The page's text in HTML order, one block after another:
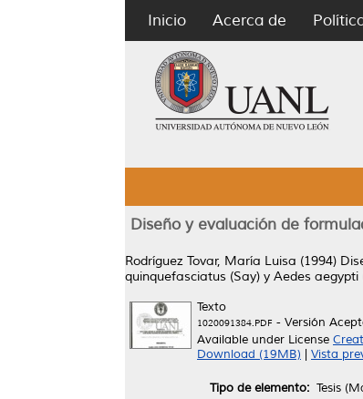
Inicio Acerca de
Diseño y evaluación de
Rodríguez Tovar, María Luisa (1994)
quinquefasciatus (Say) y Aedes aegypti
Texto
1020091384.PDF - Versión
Available under License
Download (19MB)
Vista
Tipo de elemento: Tesis